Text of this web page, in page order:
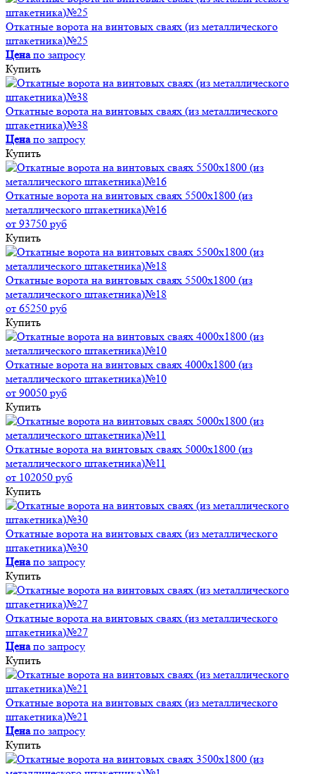
Откатные ворота на винтовых сваях (из металлического
штакетника)№25
Ценапо запросу
Купить
Откатные ворота на винтовых сваях (из металлического
штакетника)№38
Ценапо запросу
Купить
Откатные ворота на винтовых сваях 5500x1800 (из
металлического штакетника)№16
от 93750 руб
Купить
Откатные ворота на винтовых сваях 5500x1800 (из
металлического штакетника)№18
от 65250 руб
Купить
Откатные ворота на винтовых сваях 4000x1800 (из
металлического штакетника)№10
от 90050 руб
Купить
Откатные ворота на винтовых сваях 5000x1800 (из
металлического штакетника)№11
от 102050 руб
Купить
Откатные ворота на винтовых сваях (из металлического
штакетника)№30
Ценапо запросу
Купить
Откатные ворота на винтовых сваях (из металлического
штакетника)№27
Ценапо запросу
Купить
Откатные ворота на винтовых сваях (из металлического
штакетника)№21
Ценапо запросу
Купить